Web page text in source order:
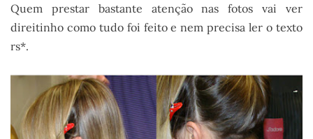
Quem prestar bastante atenção nas fotos vai ver
direitinho como tudo foi feito e nem precisa ler o texto
rs*.